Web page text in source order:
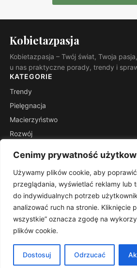
Cenimy prywatność
Używamy plików cookie, aby
przeglądania, wyświetlać reklamy lub
do indywidualnych potrzeb
analizować ruch na stronie. Kliknięcie
wszystkie” oznacza zgodę na
plików cookie.
Dostosuj Odrzucać
Kobietazpasja
Kobietazpasja – Twój świat, Twoja
u nas praktyczne porady, trendy i
KATEGORIE
Trendy
Pielęgnacja
Macierzyństwo
Rozwój
INFORMACJE
Kontakt
Mapa witryny
Polityka prywatności
RSS
© 2026 Kobietazpasja. Wszelkie